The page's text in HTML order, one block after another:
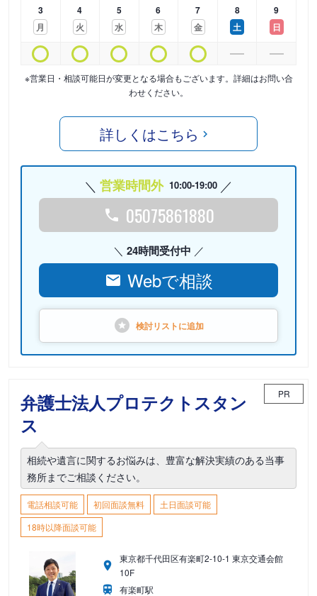
3
月
4
火
5
水
6
木
7
金
8
土
9
日
※営業日・相談可能日が変更となる場合もございます。詳細はお問い合
わせください。
詳しくはこちら
営業時間外 10:00-19:00
05075861880
24時間受付中
Webで相談
検討リストに追加
弁護士法人プロテクトスタン
ス
PR
相続や遺言に関するお悩みは、豊富な解決実績のある当事
務所までご相談ください。
電話相談可能 初回面談無料
土日面談可能
18時以降面談可能
東京都千代田区有楽町2-10-1 東京交通会館
10F
有楽町駅